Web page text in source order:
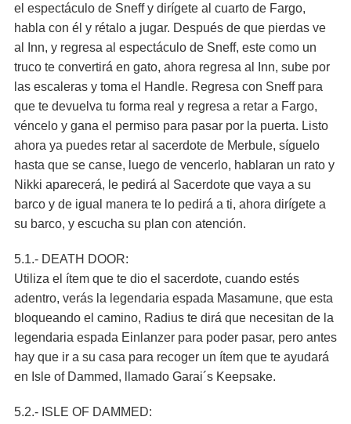
el espectáculo de Sneff y dirígete al cuarto de Fargo,
habla con él y rétalo a jugar. Después de que pierdas ve
al Inn, y regresa al espectáculo de Sneff, este como un
truco te convertirá en gato, ahora regresa al Inn, sube por
las escaleras y toma el Handle. Regresa con Sneff para
que te devuelva tu forma real y regresa a retar a Fargo,
véncelo y gana el permiso para pasar por la puerta. Listo
ahora ya puedes retar al sacerdote de Merbule, síguelo
hasta que se canse, luego de vencerlo, hablaran un rato y
Nikki aparecerá, le pedirá al Sacerdote que vaya a su
barco y de igual manera te lo pedirá a ti, ahora dirígete a
su barco, y escucha su plan con atención.
5.1.- DEATH DOOR:
Utiliza el ítem que te dio el sacerdote, cuando estés
adentro, verás la legendaria espada Masamune, que esta
bloqueando el camino, Radius te dirá que necesitan de la
legendaria espada Einlanzer para poder pasar, pero antes
hay que ir a su casa para recoger un ítem que te ayudará
en Isle of Dammed, llamado Garai´s Keepsake.
5.2.- ISLE OF DAMMED: